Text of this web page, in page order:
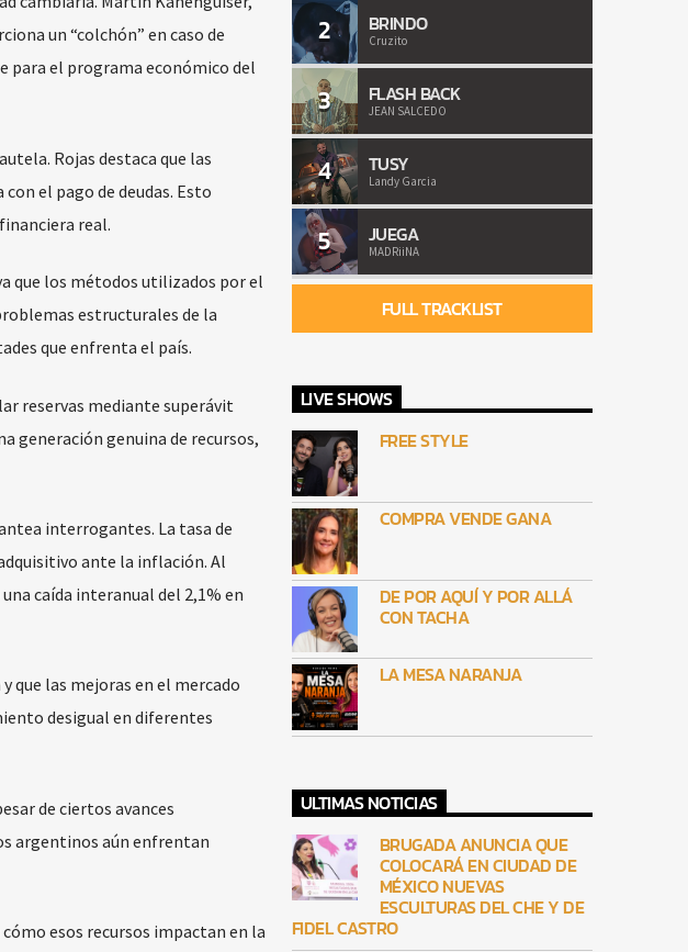
un “colchón” en caso de
para el programa económico del
Rojas destaca que las
el pago de deudas. Esto
real.
que los métodos utilizados por el
estructurales de la
que enfrenta el país.
reservas mediante superávit
generación genuina de recursos,
interrogantes. La tasa de
ante la inflación. Al
caída interanual del 2,1% en
que las mejoras en el mercado
desigual en diferentes
de ciertos avances
argentinos aún enfrentan
esos recursos impactan en la
2 BRINDO
Cruzito
3 FLASH BACK
JEAN SALCEDO
4 TUSY
Landy Garcia
5 JUEGA
MADRiiNA
FULL TRACKLIST
LIVE SHOWS
FREE STYLE
COMPRA VENDE GANA
DE POR AQUÍ Y POR ALLÁ
CON TACHA
LA MESA NARANJA
ULTIMAS NOTICIAS
BRUGADA ANUNCIA QUE
COLOCARÁ EN CIUDAD DE
MÉXICO NUEVAS
ESCULTURAS DEL CHE Y DE
FIDEL CASTRO